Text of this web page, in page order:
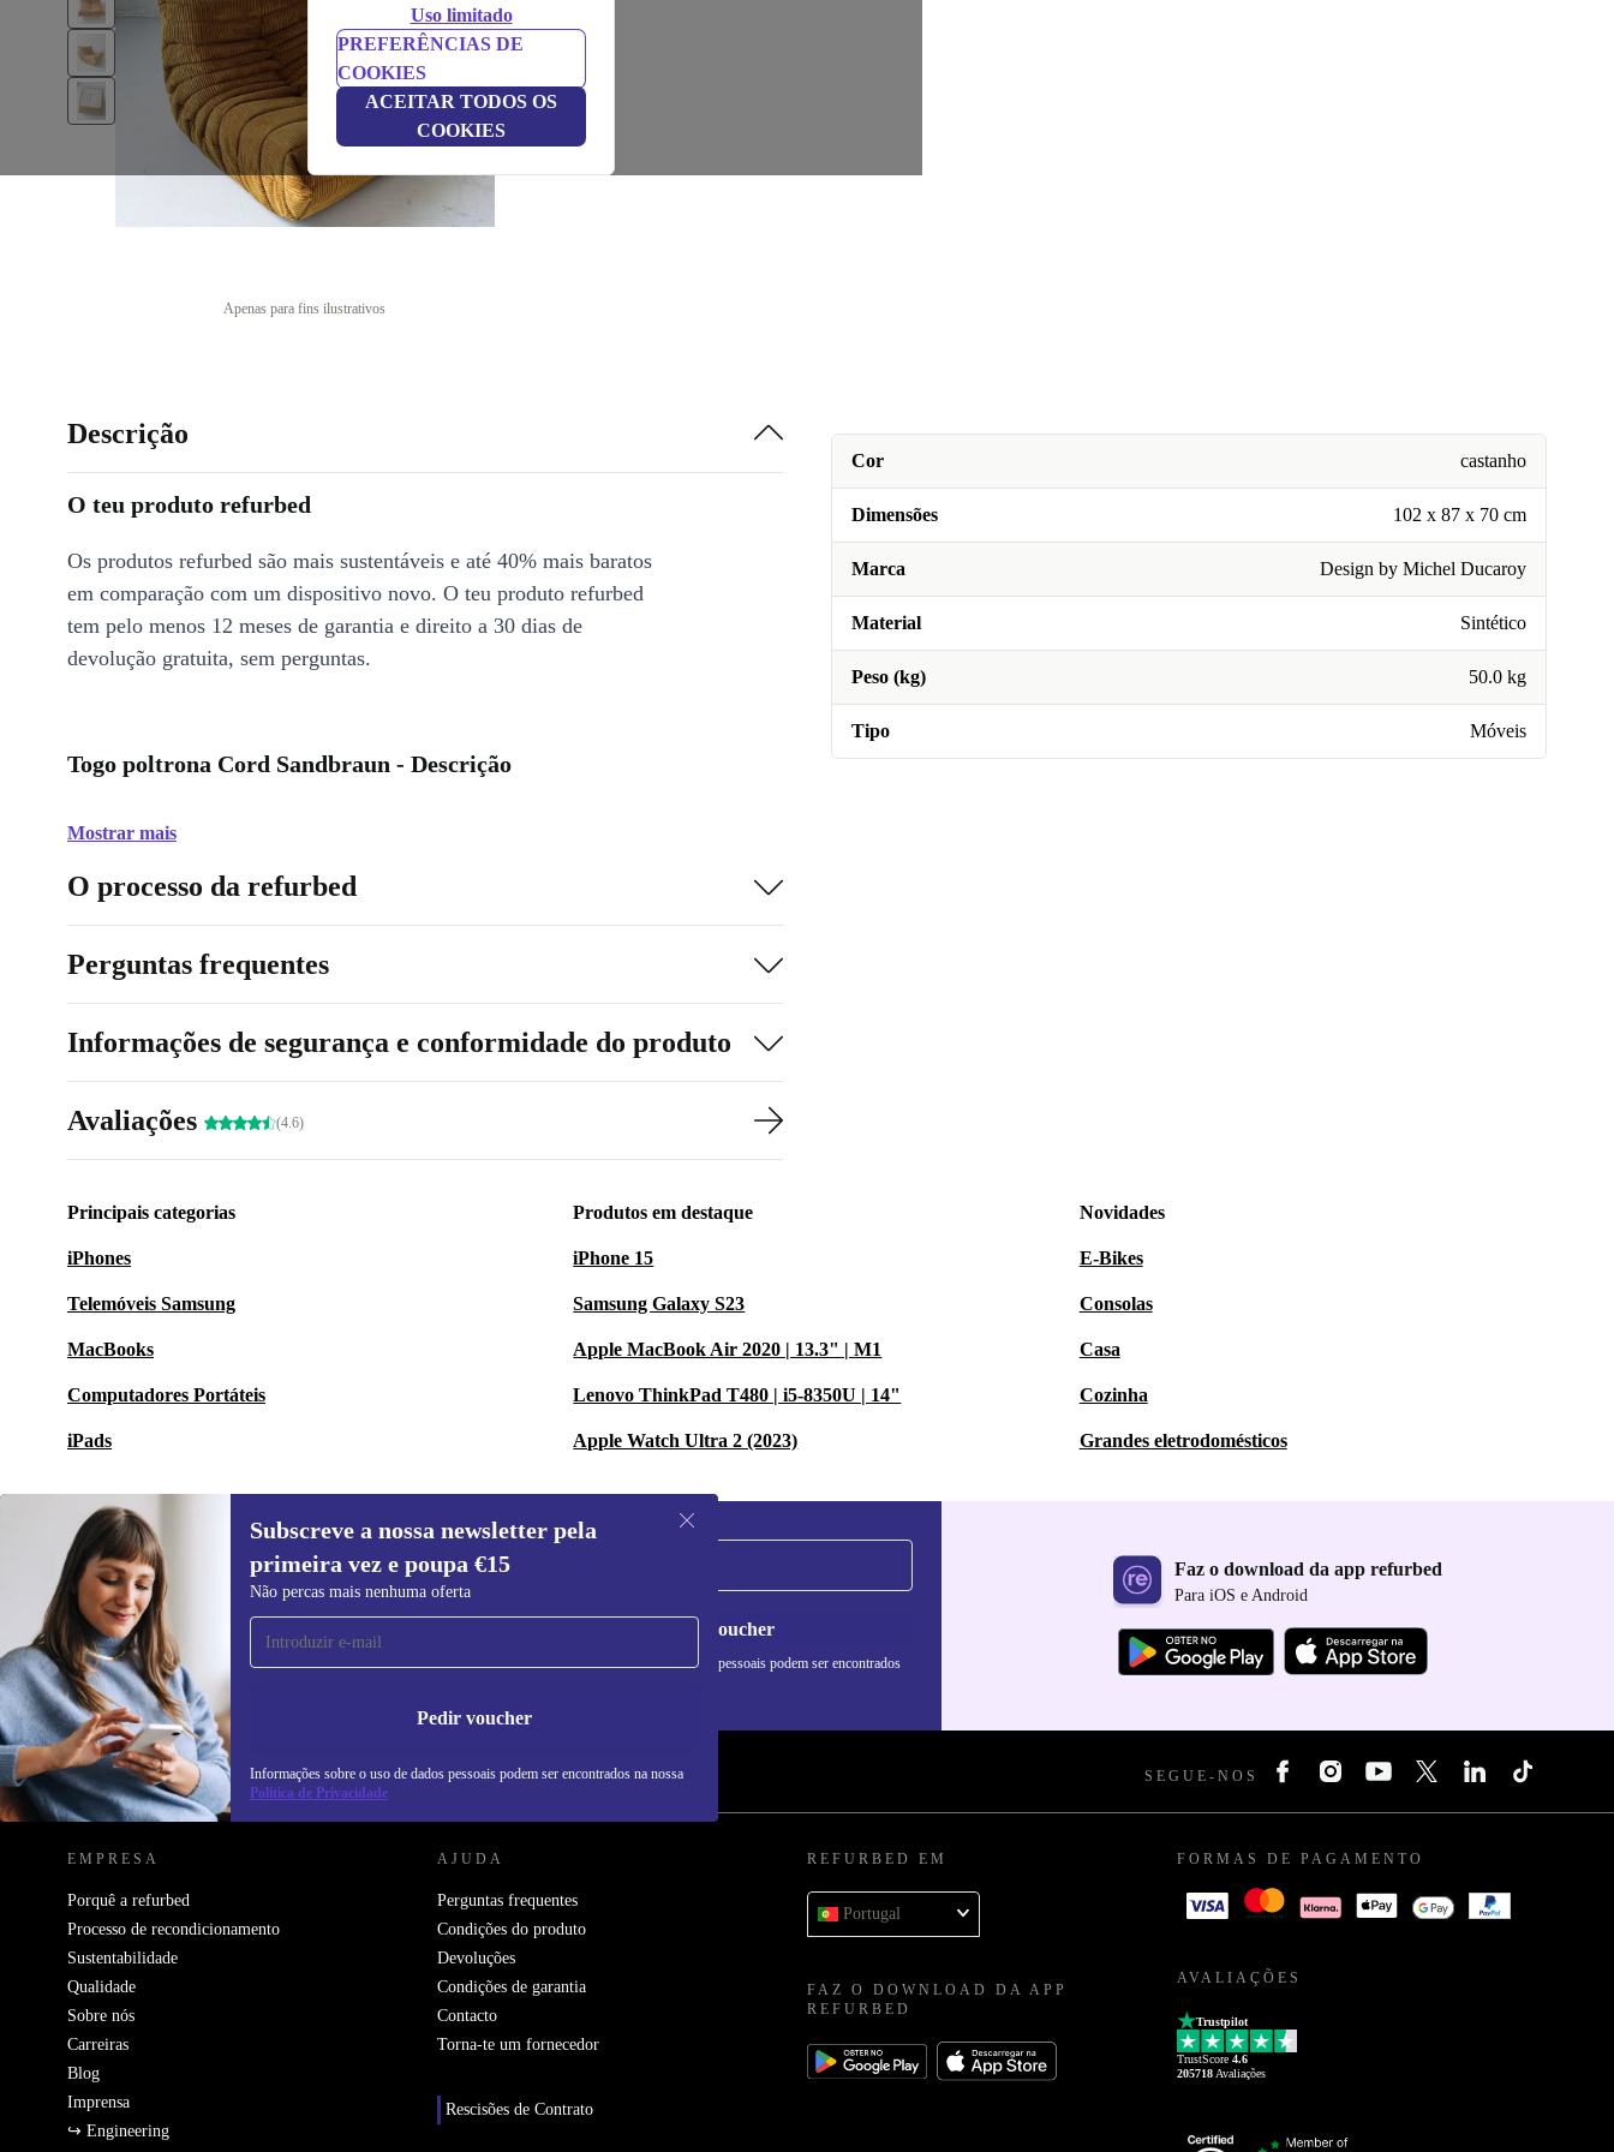
Uso limitado
PREFERÊNCIAS DE
COOKIES
ACEITAR TODOS OS
COOKIES
Apenas para fins ilustrativos
Cor castanho
Dimensões 102 x 87 x 70 cm
Marca Design by Michel Ducaroy
Material Sintético
Peso (kg) 50.0 kg
Tipo Móveis
Descrição
O teu produto refurbed
Os produtos refurbed são mais sustentáveis e até 40% mais baratos
em comparação com um dispositivo novo. O teu produto refurbed
tem pelo menos 12 meses de garantia e direito a 30 dias de
devolução gratuita, sem perguntas.
Togo poltrona Cord Sandbraun - Descrição
Mostrar mais
O processo da refurbed
Perguntas frequentes
Informações de segurança e conformidade do produto
Avaliações (4.6)
Principais categorias
iPhones
Telemóveis Samsung
MacBooks
Computadores Portáteis
iPads
Produtos em destaque
iPhone 15
Samsung Galaxy S23
Apple MacBook Air 2020 | 13.3" | M1
Lenovo ThinkPad T480 | i5-8350U | 14"
Apple Watch Ultra 2 (2023)
Novidades
E-Bikes
Consolas
Casa
Cozinha
Grandes eletrodomésticos
Subscreve a nossa newsletter pela
primeira vez e poupa €15
Não percas mais nenhuma oferta
Pedir voucher
Informações sobre o uso de dados pessoais podem ser encontrados na nossa
Política de Privacidade
Subscreve a nossa newsletter pela
primeira vez e poupa 15€!
Não percas mais nenhuma oferta.
Pedir voucher
Informações sobre o uso de dados pessoais podem ser encontrados
Faz o download da app refurbed
Para iOS e Android
REFURBED PORTUGAL - RETHINK NEW. SEGUE-NOS
EMPRESA
Porquê a refurbed
Processo de recondicionamento
Sustentabilidade
Qualidade
Sobre nós
Carreiras
Blog
Imprensa
↪ Engineering
AJUDA
Perguntas frequentes
Condições do produto
Devoluções
Condições de garantia
Contacto
Torna-te um fornecedor
Rescisões de Contrato
REFURBED EM
Portugal
FAZ O DOWNLOAD DA APP
REFURBED
FORMAS DE PAGAMENTO
AVALIAÇÕES
Trustpilot
TrustScore 4.6
205718 Avaliações